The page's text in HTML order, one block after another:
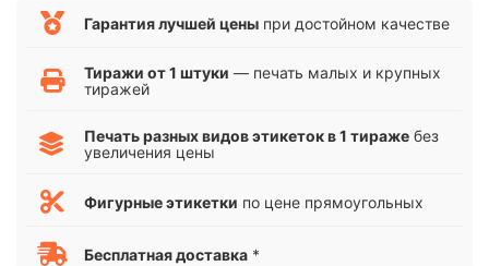
Гарантия лучшей цены при достойном качестве
Тиражи от 1 штуки — печать малых и крупных
тиражей
Печать разных видов этикеток в 1 тираже без
увеличения цены
Фигурные этикетки по цене прямоугольных
Бесплатная доставка *